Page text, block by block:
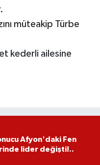
müteakip Türbe
kederli ailesine
Afyon'daki Fen
lider değişti!..